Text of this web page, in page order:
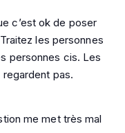
c’est ok de poser
les personnes
personnes cis. Les
pas.
me met très mal